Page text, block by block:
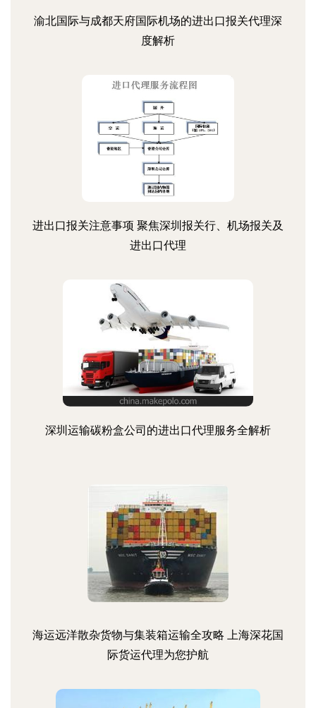
渝北国际与成都天府国际机场的进出口报关代理深
度解析
进出口报关注意事项 聚焦深圳报关行、机场报关及
进出口代理
深圳运输碳粉盒公司的进出口代理服务全解析
海运远洋散杂货物与集装箱运输全攻略 上海深花国
际货运代理为您护航